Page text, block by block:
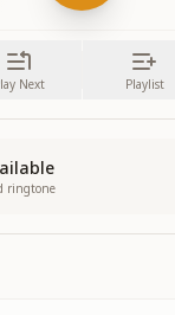
Next Playlist
ringtone